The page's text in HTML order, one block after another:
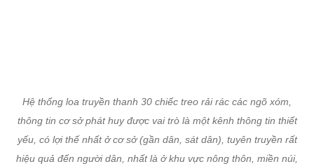
Hệ thống loa truyền thanh 30 chiếc treo rải rác các ngõ xóm,
thông tin cơ sở phát huy được vai trò là một kênh thông tin thiết
yếu, có lợi thế nhất ở cơ sở (gần dân, sát dân), tuyên truyền rất
hiệu quả đến người dân, nhất là ở khu vực nông thôn, miền núi,